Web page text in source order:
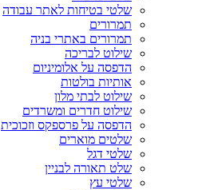
שלטי בטיחות לאתר עבודה
תמרורים
תמרורים באתרי בניה
שילוט לבריכה
הדפסה על אלומיניום
אותיות בולטות
שילוט לבתי מלון
שילוט חדרים ומשרדים
הדפסה על פרספקס וזכוכית
שלטים מוארים
שלטי דגל
שלט תאורה לבניין
שלטי עץ